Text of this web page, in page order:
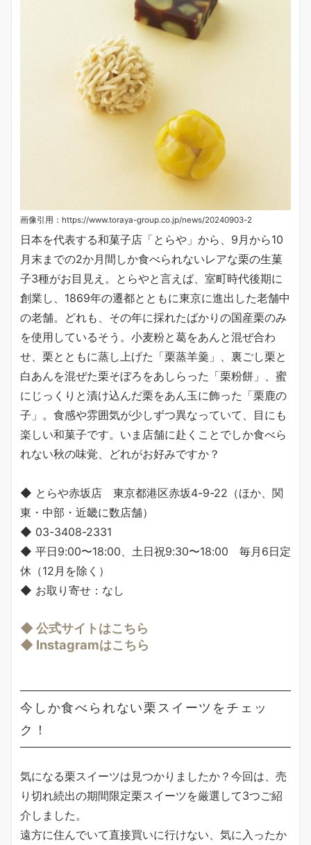
画像引用：https://www.toraya-group.co.jp/news/20240903-2
日本を代表する和菓子店「とらや」から、9月から10
月末までの2か月間しか食べられないレアな栗の生菓
子3種がお目見え。とらやと言えば、室町時代後期に
創業し、1869年の遷都とともに東京に進出した老舗中
の老舗。どれも、その年に採れたばかりの国産栗のみ
を使用しているそう。小麦粉と葛をあんと混ぜ合わ
せ、栗とともに蒸し上げた「栗蒸羊羹」、裏ごし栗と
白あんを混ぜた栗そぼろをあしらった「栗粉餅」、蜜
にじっくりと漬け込んだ栗をあん玉に飾った「栗鹿の
子」。食感や雰囲気が少しずつ異なっていて、目にも
楽しい和菓子です。いま店舗に赴くことでしか食べら
れない秋の味覚、どれがお好みですか？
◆ とらや赤坂店 東京都港区赤坂4-9-22（ほか、関
東・中部・近畿に数店舗）
◆ 03-3408-2331
◆ 平日9:00〜18:00、土日祝9:30〜18:00 毎月6日定
休（12月を除く）
◆ お取り寄せ：なし
◆ 公式サイトはこちら
◆ Instagramはこちら
今しか食べられない栗スイーツをチェッ
ク！
気になる栗スイーツは見つかりましたか？今回は、売
り切れ続出の期間限定栗スイーツを厳選して3つご紹
介しました。
遠方に住んでいて直接買いに行けない、気に入ったか